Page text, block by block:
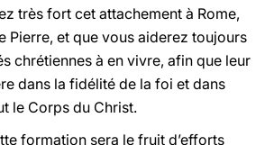
très fort cet attachement à Rome,
Pierre, et que vous aiderez toujours
chrétiennes à en vivre, afin que leur
dans la fidélité de la foi et dans
le Corps du Christ.
formation sera le fruit d’efforts